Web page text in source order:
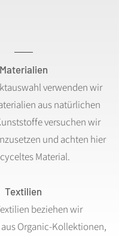
Materialien
verwenden wir
aus natürlichen
versuchen wir
und achten hier
Material.
Textilien
beziehen wir
Organic-Kollektionen,